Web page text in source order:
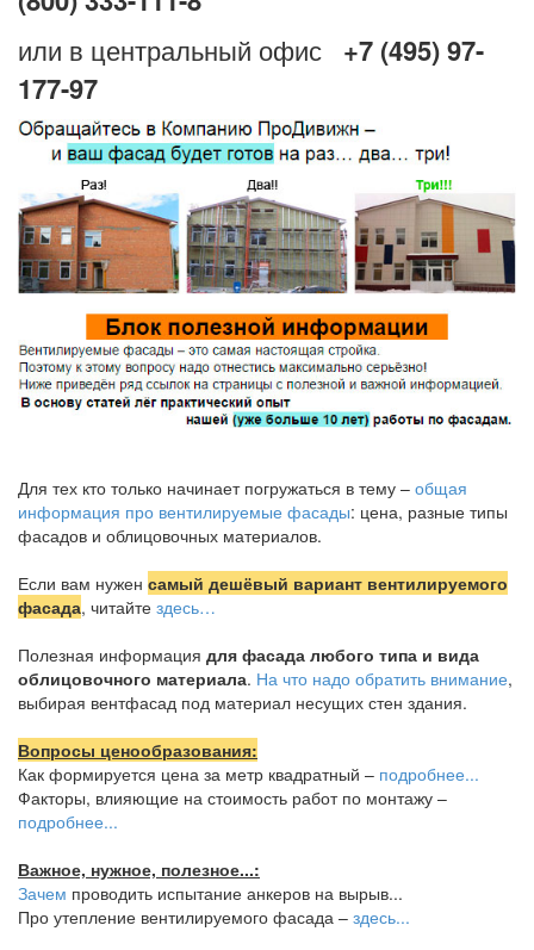
или в центральный офис +7 (495) 97-
177-97
Для тех кто только начинает погружаться в тему – общая
информация про вентилируемые фасады: цена, разные типы
фасадов и облицовочных материалов.
Если вам нужен самый дешёвый вариант вентилируемого
фасада, читайте здесь…
Полезная информация для фасада любого типа и вида
облицовочного материала. На что надо обратить внимание,
выбирая вентфасад под материал несущих стен здания.
Вопросы ценообразования:
Как формируется цена за метр квадратный – подробнее...
Факторы, влияющие на стоимость работ по монтажу –
подробнее...
Важное, нужное, полезное...:
Зачем проводить испытание анкеров на вырыв...
Про утепление вентилируемого фасада – здесь...